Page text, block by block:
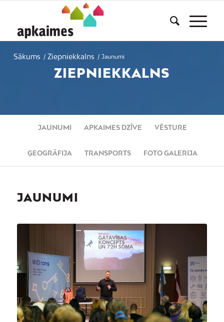
Sākums / Ziepniekkalns / Jaunumi
ZIEPNIEKKALNS
JAUNUMI APKAIMES DZĪVE VĒSTURE
ĢEOGRĀFIJA TRANSPORTS FOTO GALERIJA
JAUNUMI